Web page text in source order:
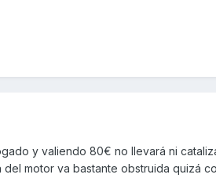
y valiendo 80€ no llevará ni
motor va bastante obstruida quizá